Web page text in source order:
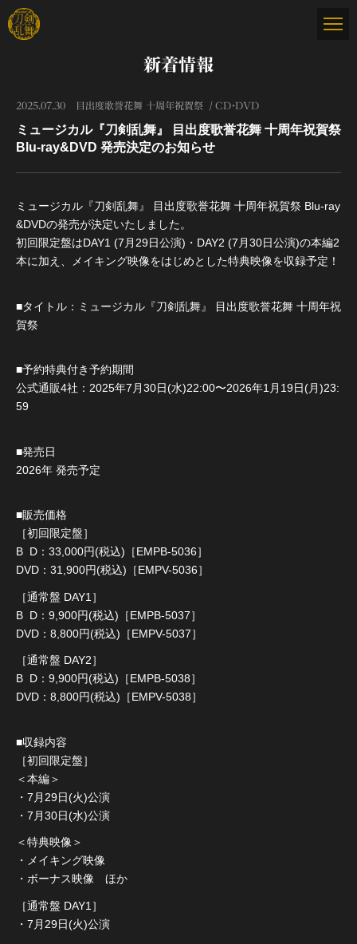
新着情報
2025.07.30 目出度歌誉花舞 十周年祝賀祭 CD・DVD
ミュージカル『刀剣乱舞』 目出度歌誉花舞 十周年祝賀祭
Blu-ray&DVD 発売決定のお知らせ
ミュージカル『刀剣乱舞』 目出度歌誉花舞 十周年祝賀祭 Blu-ray
&DVDの発売が決定いたしました。
初回限定盤はDAY1 (7月29日公演)・DAY2 (7月30日公演)の本編2
本に加え、メイキング映像をはじめとした特典映像を収録予定！
■タイトル：ミュージカル『刀剣乱舞』 目出度歌誉花舞 十周年祝
賀祭
■予約特典付き予約期間
公式通販4社：2025年7月30日(水)22:00〜2026年1月19日(月)23:
59
■発売日
2026年 発売予定
■販売価格
［初回限定盤］
B D：33,000円(税込)［EMPB-5036］
DVD：31,900円(税込)［EMPV-5036］
［通常盤 DAY1］
B D：9,900円(税込)［EMPB-5037］
DVD：8,800円(税込)［EMPV-5037］
［通常盤 DAY2］
B D：9,900円(税込)［EMPB-5038］
DVD：8,800円(税込)［EMPV-5038］
■収録内容
［初回限定盤］
＜本編＞
・7月29日(火)公演
・7月30日(水)公演
＜特典映像＞
・メイキング映像
・ボーナス映像 ほか
［通常盤 DAY1］
・7月29日(火)公演